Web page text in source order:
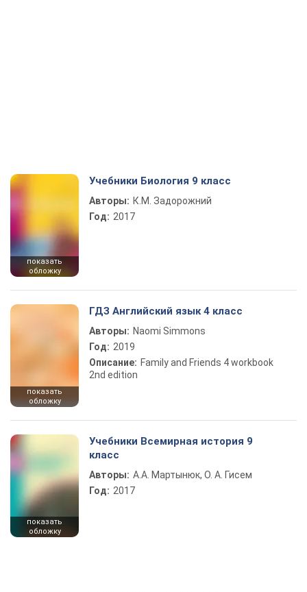
показать
обложку
Учебники Биология 9 класс
Авторы: К.М. Задорожний
Год: 2017
показать
обложку
ГДЗ Английский язык 4 класс
Авторы: Naomi Simmons
Год: 2019
Описание: Family and Friends 4 workbook
2nd edition
показать
обложку
Учебники Всемирная история 9
класс
Авторы: А.А. Мартынюк, О. А. Гисем
Год: 2017